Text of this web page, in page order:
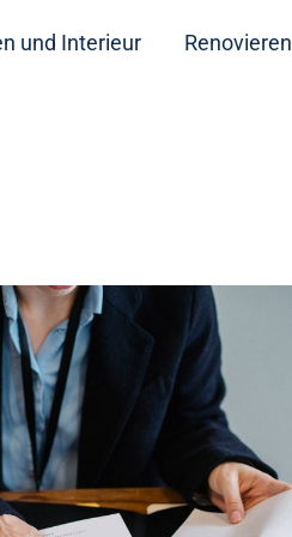
und Interieur Renovieren